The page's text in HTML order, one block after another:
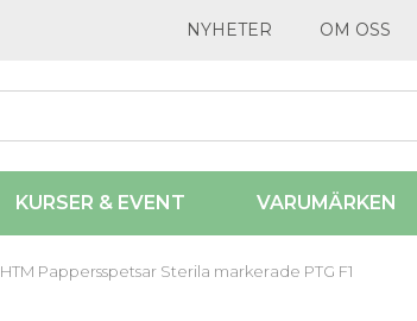
NYHETER OM OSS
KURSER & EVENT VARUMÄRKEN
HTM Pappersspetsar Sterila markerade PTG F1